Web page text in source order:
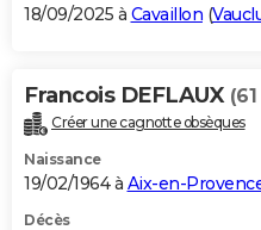
18/09/2025 à Cavaillon (
Francois DEFLAUX
Créer une cagnotte obsèques
Naissance
19/02/1964 à Aix-en-
Décès